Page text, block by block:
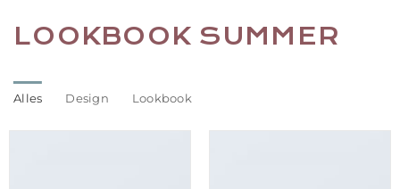
LOOKBOOK SUMMER
Alles Design Lookbook